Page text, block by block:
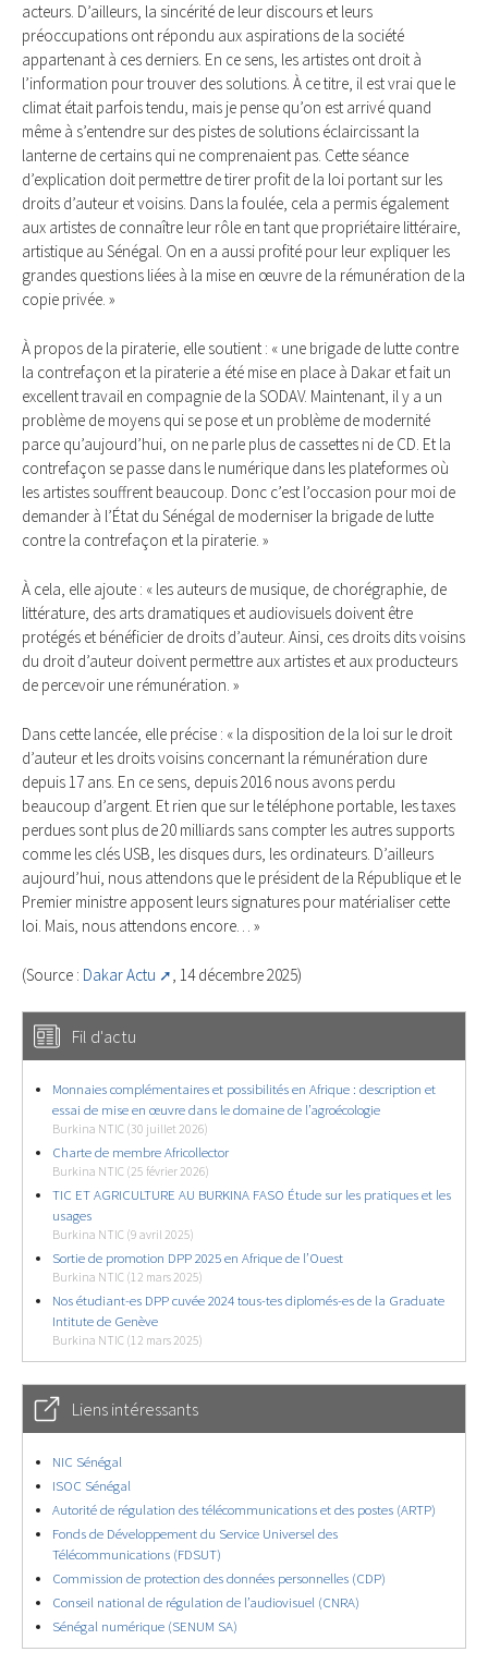
acteurs. D’ailleurs, la sincérité de leur discours et leurs
préoccupations ont répondu aux aspirations de la société
appartenant à ces derniers. En ce sens, les artistes ont droit à
l’information pour trouver des solutions. À ce titre, il est vrai que le
climat était parfois tendu, mais je pense qu’on est arrivé quand
même à s’entendre sur des pistes de solutions éclaircissant la
lanterne de certains qui ne comprenaient pas. Cette séance
d’explication doit permettre de tirer profit de la loi portant sur les
droits d’auteur et voisins. Dans la foulée, cela a permis également
aux artistes de connaître leur rôle en tant que propriétaire littéraire,
artistique au Sénégal. On en a aussi profité pour leur expliquer les
grandes questions liées à la mise en œuvre de la rémunération de la
copie privée. »
À propos de la piraterie, elle soutient : « une brigade de lutte contre
la contrefaçon et la piraterie a été mise en place à Dakar et fait un
excellent travail en compagnie de la SODAV. Maintenant, il y a un
problème de moyens qui se pose et un problème de modernité
parce qu’aujourd’hui, on ne parle plus de cassettes ni de CD. Et la
contrefaçon se passe dans le numérique dans les plateformes où
les artistes souffrent beaucoup. Donc c’est l’occasion pour moi de
demander à l’État du Sénégal de moderniser la brigade de lutte
contre la contrefaçon et la piraterie. »
À cela, elle ajoute : « les auteurs de musique, de chorégraphie, de
littérature, des arts dramatiques et audiovisuels doivent être
protégés et bénéficier de droits d’auteur. Ainsi, ces droits dits voisins
du droit d’auteur doivent permettre aux artistes et aux producteurs
de percevoir une rémunération. »
Dans cette lancée, elle précise : « la disposition de la loi sur le droit
d’auteur et les droits voisins concernant la rémunération dure
depuis 17 ans. En ce sens, depuis 2016 nous avons perdu
beaucoup d’argent. Et rien que sur le téléphone portable, les taxes
perdues sont plus de 20 milliards sans compter les autres supports
comme les clés USB, les disques durs, les ordinateurs. D’ailleurs
aujourd’hui, nous attendons que le président de la République et le
Premier ministre apposent leurs signatures pour matérialiser cette
loi. Mais, nous attendons encore… »
(Source : Dakar Actu , 14 décembre 2025)
Fil d'actu
Monnaies complémentaires et possibilités en Afrique : description et
essai de mise en œuvre dans le domaine de l’agroécologie
Burkina NTIC (30 juillet 2026)
Charte de membre Africollector
Burkina NTIC (25 février 2026)
TIC ET AGRICULTURE AU BURKINA FASO Étude sur les pratiques et les
usages
Burkina NTIC (9 avril 2025)
Sortie de promotion DPP 2025 en Afrique de l’Ouest
Burkina NTIC (12 mars 2025)
Nos étudiant-es DPP cuvée 2024 tous-tes diplomés-es de la Graduate
Intitute de Genève
Burkina NTIC (12 mars 2025)
Liens intéressants
NIC Sénégal
ISOC Sénégal
Autorité de régulation des télécommunications et des postes (ARTP)
Fonds de Développement du Service Universel des
Télécommunications (FDSUT)
Commission de protection des données personnelles (CDP)
Conseil national de régulation de l’audiovisuel (CNRA)
Sénégal numérique (SENUM SA)